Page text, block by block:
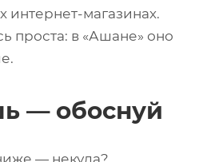
интернет-магазинах.
проста: в «Ашане» оно
— обоснуй
— некуда?